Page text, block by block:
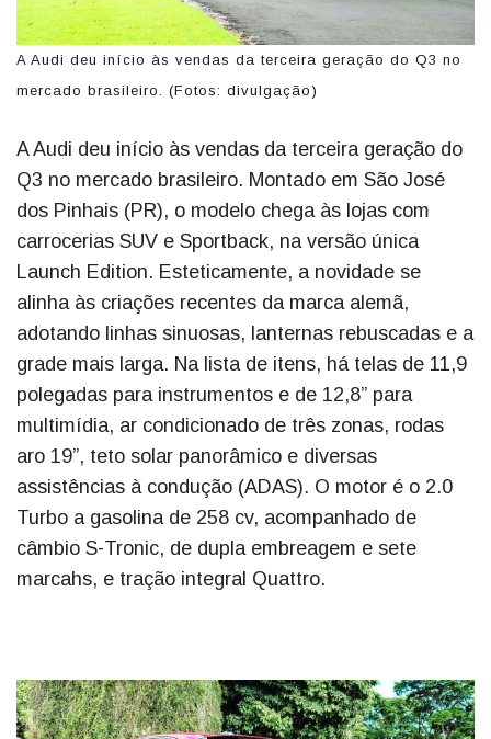
A Audi deu início às vendas da terceira geração do Q3 no
mercado brasileiro. (Fotos: divulgação)
A Audi deu início às vendas da terceira geração do
Q3 no mercado brasileiro. Montado em São José
dos Pinhais (PR), o modelo chega às lojas com
carrocerias SUV e Sportback, na versão única
Launch Edition. Esteticamente, a novidade se
alinha às criações recentes da marca alemã,
adotando linhas sinuosas, lanternas rebuscadas e a
grade mais larga. Na lista de itens, há telas de 11,9
polegadas para instrumentos e de 12,8” para
multimídia, ar condicionado de três zonas, rodas
aro 19”, teto solar panorâmico e diversas
assistências à condução (ADAS). O motor é o 2.0
Turbo a gasolina de 258 cv, acompanhado de
câmbio S-Tronic, de dupla embreagem e sete
marcahs, e tração integral Quattro.